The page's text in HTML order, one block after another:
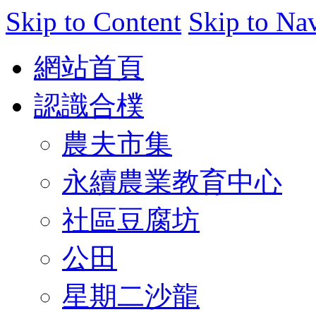
Skip to Content Skip to
網站首頁
認識合樸
農夫市集
永續農業教育中心
社區豆腐坊
公田
星期二沙龍